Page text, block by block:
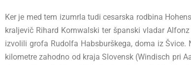
Ker je med tem izumrla tudi cesarska rodbina
kraljevič Rihard Kornwalski ter španski vladar
izvolili grofa Rudolfa Habsburškega, doma iz
kilometre zahodno od kraja Slovensk (Windisch pri